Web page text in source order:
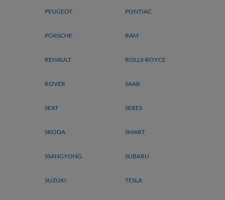
PEUGEOT PONTIAC
PORSCHE RAM
RENAULT ROLLS-ROYCE
ROVER SAAB
SEAT SERES
SKODA SMART
SSANGYONG SUBARU
SUZUKI TESLA